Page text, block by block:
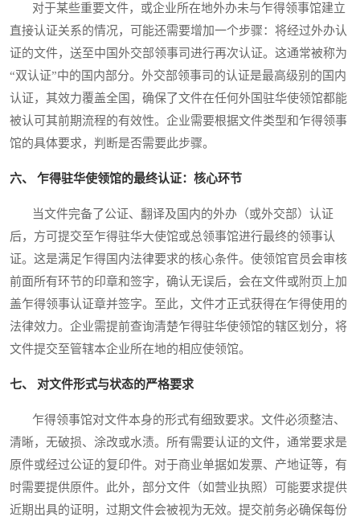
对于某些重要文件，或企业所在地外办未与乍得领事馆建立
直接认证关系的情况，可能还需要增加一个步骤：将经过外办认
证的文件，送至中国外交部领事司进行再次认证。这通常被称为
“双认证”中的国内部分。外交部领事司的认证是最高级别的国内
认证，其效力覆盖全国，确保了文件在任何外国驻华使领馆都能
被认可其前期流程的有效性。企业需要根据文件类型和乍得领事
馆的具体要求，判断是否需要此步骤。
六、 乍得驻华使领馆的最终认证：核心环节
当文件完备了公证、翻译及国内的外办（或外交部）认证
后，方可提交至乍得驻华大使馆或总领事馆进行最终的领事认
证。这是满足乍得国内法律要求的核心条件。使领馆官员会审核
前面所有环节的印章和签字，确认无误后，会在文件或附页上加
盖乍得领事认证章并签字。至此，文件才正式获得在乍得使用的
法律效力。企业需提前查询清楚乍得驻华使领馆的辖区划分，将
文件提交至管辖本企业所在地的相应使领馆。
七、 对文件形式与状态的严格要求
乍得领事馆对文件本身的形式有细致要求。文件必须整洁、
清晰，无破损、涂改或水渍。所有需要认证的文件，通常要求是
原件或经过公证的复印件。对于商业单据如发票、产地证等，有
时需要提供原件。此外，部分文件（如营业执照）可能要求提供
近期出具的证明，过期文件会被视为无效。提交前务必确保每份